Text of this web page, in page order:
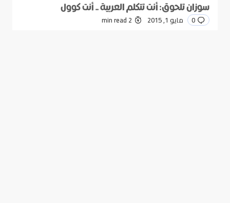
سوزان تلحوق: أنت تتكلم العربية .. أنت كوول
0 مايو 1, 2015 2 min read